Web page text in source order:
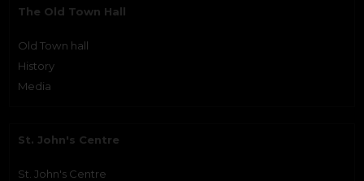
The Old Town Hall
Old Town hall
History
Media
St. John's Centre
St. John's Centre